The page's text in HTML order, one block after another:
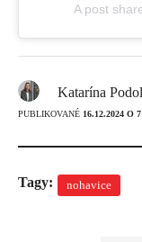
A post
Katarína
PUBLIKOVANÉ 16.12.2024 O
Tagy: nohavice